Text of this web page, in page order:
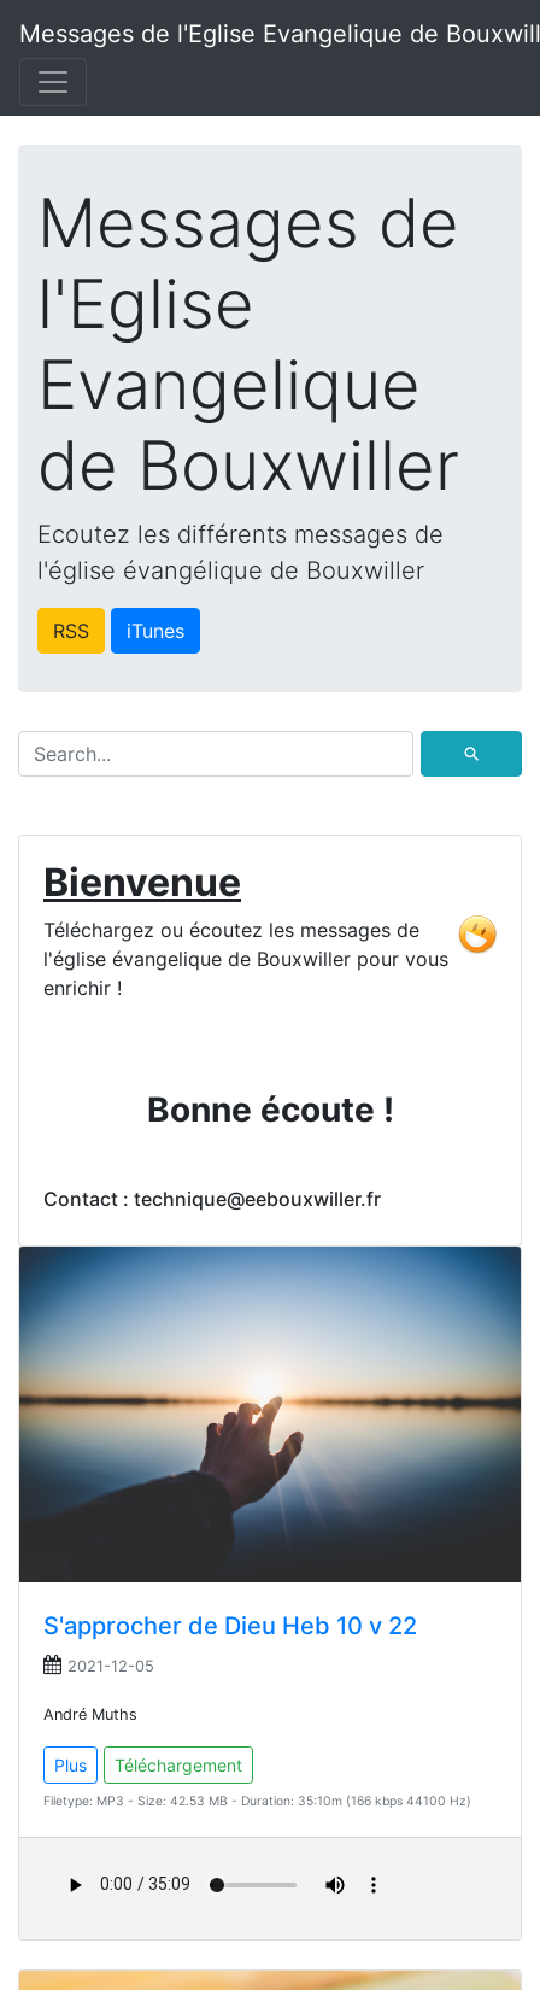
Messages de l'Eglise Evangelique de
Messages de
l'Eglise
Evangelique
de Bouxwiller
Ecoutez les différents messages de
l'église évangélique de Bouxwiller
RSS iTunes
⚲
Bienvenue
Téléchargez ou écoutez les messages de
l'église évangelique de Bouxwiller pour vous
enrichir !
Bonne écoute !
Contact : technique@eebouxwiller.fr
S'approcher de Dieu Heb 10 v 22
2021-12-05
André Muths
Plus Téléchargement
Filetype: MP3 - Size: 42.53 MB - Duration: 35:10m (166 kbps 44100 Hz)